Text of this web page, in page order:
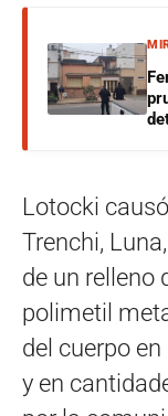
Lotocki
Trenchi,
de un relleno
polimetil
del cuerpo
y en